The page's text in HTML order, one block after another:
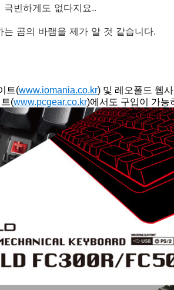
빈하게도 없다지요..
곰의 바램을 제가 알 것 같습니다.
트(www.iomania.co.kr) 및 레오폴드 웹
(www.pcgear.co.kr)에서도 구입이 가능